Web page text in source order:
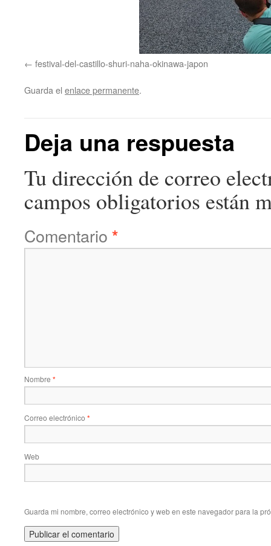
festival-del-castillo-shuri-naha-okinawa-japon
Guarda el enlace permanente.
Deja una respuesta
Tu dirección de correo
campos obligatorios están
Comentario *
Nombre *
Correo electrónico *
Web
Guarda mi nombre, correo electrónico y web en este navegador para la